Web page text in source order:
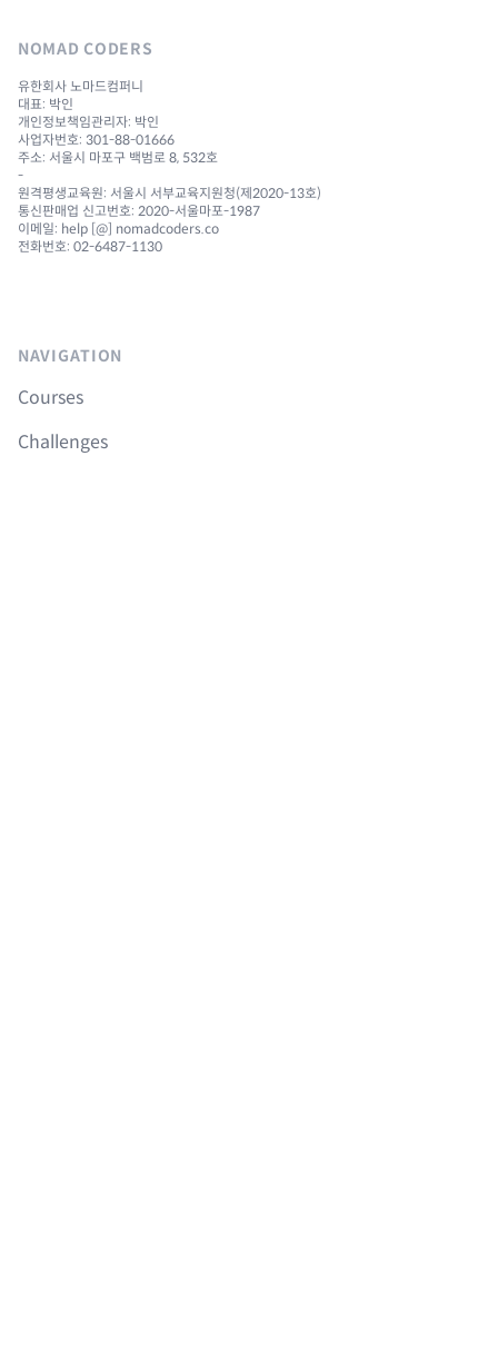
NOMAD CODERS
유한회사 노마드컴퍼니
대표: 박인
개인정보책임관리자: 박인
사업자번호: 301-88-01666
주소: 서울시 마포구 백범로 8, 532호
-
원격평생교육원: 서울시 서부교육지원청(제2020-13호)
통신판매업 신고번호: 2020-서울마포-1987
이메일: help [@] nomadcoders.co
전화번호: 02-6487-1130
NAVIGATION
Courses
Challenges